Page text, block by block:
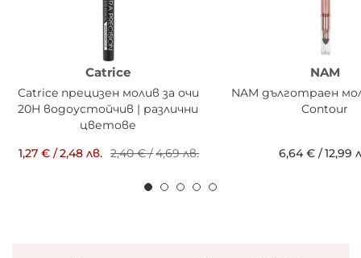
Catrice
Catrice прецизен молив за очи
20H водоустойчив | различни
цветове
1,27 € /2,48 лв. 2,40 €/4,69 лв.
NAM
NAM дълготраен
Contour
6,64 €/12,99